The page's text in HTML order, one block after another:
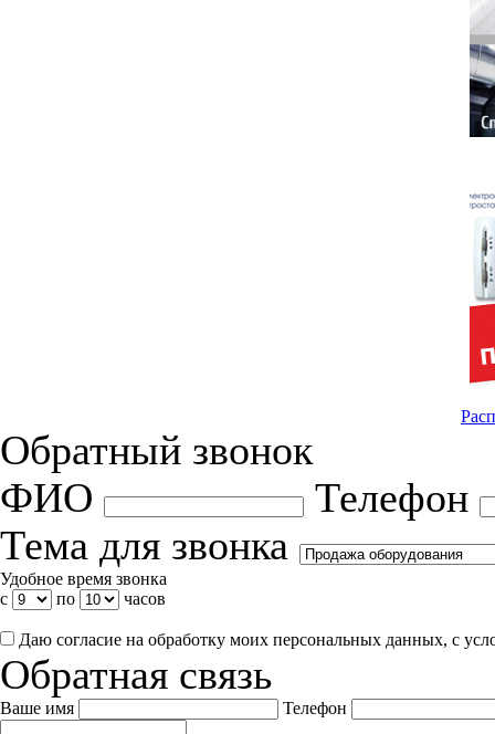
Обратный звонок
ФИО
Телефон
Тема для звонка
Удобное время звонка
с
по часов
Даю согласие на обработку моих персональных данных, с
Обратная связь
Ваше имя Телефон